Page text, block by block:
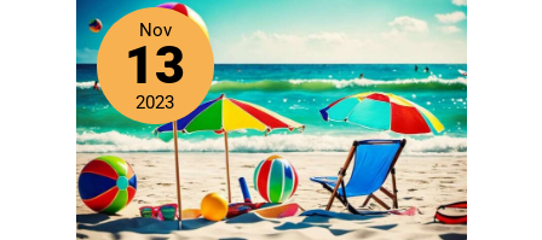
Nov
13
2023